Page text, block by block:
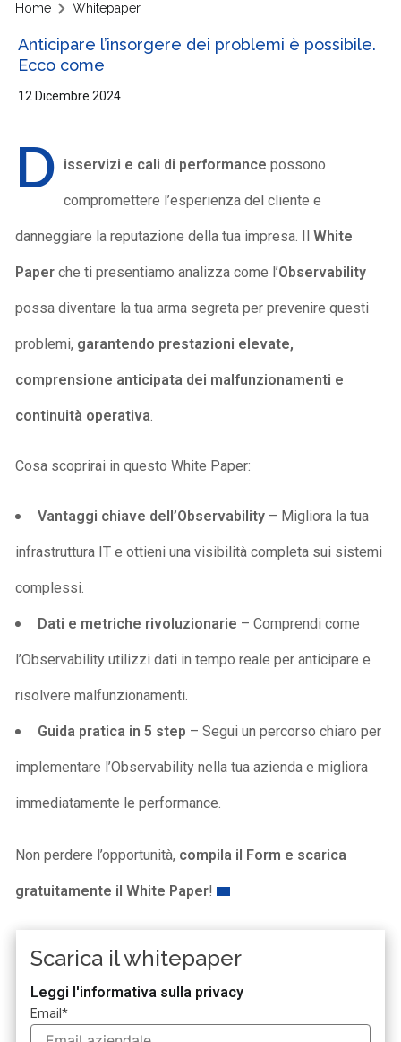
Home Whitepaper
Anticipare l’insorgere dei problemi è possibile.
Ecco come
12 Dicembre 2024
D isservizi e cali di performance possono
compromettere l’esperienza del cliente e
danneggiare la reputazione della tua impresa. IlWhite
Paper che ti presentiamo analizza come l’Observability
possa diventare la tua arma segreta per prevenire questi
problemi, garantendo prestazioni elevate,
comprensione anticipata dei malfunzionamenti e
continuità operativa
Cosa scoprirai in questo White Paper:
Vantaggi chiave dell’Observability – Migliora la tua
infrastruttura IT e ottieni una visibilità completa sui sistemi
complessi.
Dati e metriche rivoluzionarie – Comprendi come
l’Observability utilizzi dati in tempo reale per anticipare e
risolvere malfunzionamenti.
Guida pratica in 5 step – Segui un percorso chiaro per
implementare l’Observability nella tua azienda e migliora
immediatamente le performance.
Non perdere l’opportunità, compila il Form e scarica
gratuitamente il White Paper!
Scarica il whitepaper
Leggi l'informativa sulla privacy
Email*